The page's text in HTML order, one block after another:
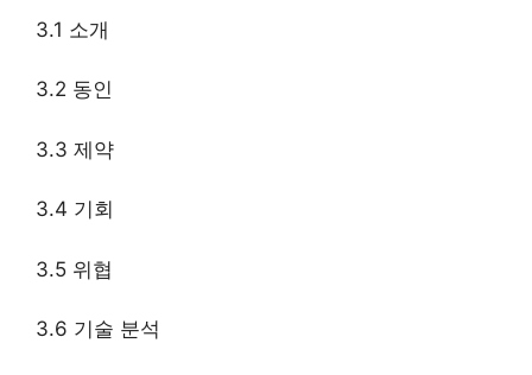
3.1 소개
3.2 동인
3.3 제약
3.4 기회
3.5 위협
3.6 기술 분석